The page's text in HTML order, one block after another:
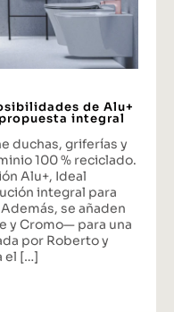
de Alu+
integral
duchas, griferías y
100 % reciclado.
Alu+, Ideal
integral para
se añaden
y Cromo— para una
por Roberto y
el […]